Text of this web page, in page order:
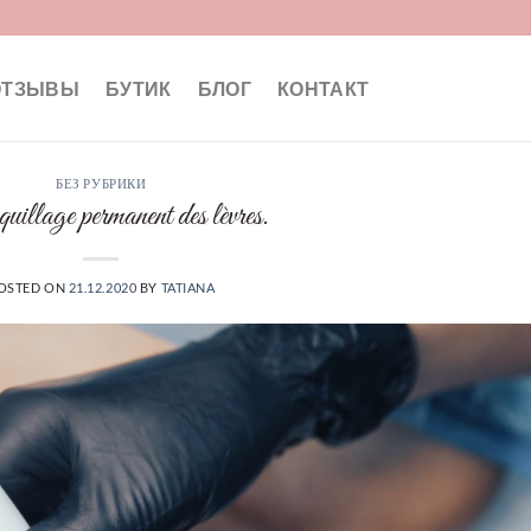
БУТИК БЛОГ КОНТАКТ
БЕЗ РУБРИКИ
permanent des lèvres.
ON 21.12.2020 BY TATIANA